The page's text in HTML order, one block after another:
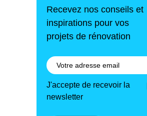
Recevez nos conseils et
inspirations pour vos
projets de rénovation
J'accepte de recevoir la
newsletter